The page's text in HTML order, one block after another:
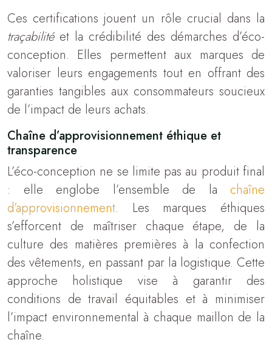
Ces certifications jouent un rôle crucial dans la
traçabilité et la crédibilité des démarches d’éco-
conception. Elles permettent aux marques de
valoriser leurs engagements tout en offrant des
garanties tangibles aux consommateurs soucieux
de l’impact de leurs achats.
Chaîne d’approvisionnement éthique et
transparence
L’éco-conception ne se limite pas au produit final
: elle englobe l’ensemble de la chaîne
d’approvisionnement. Les marques éthiques
s’efforcent de maîtriser chaque étape, de la
culture des matières premières à la confection
des vêtements, en passant par la logistique. Cette
approche holistique vise à garantir des
conditions de travail équitables et à minimiser
l’impact environnemental à chaque maillon de la
chaîne.